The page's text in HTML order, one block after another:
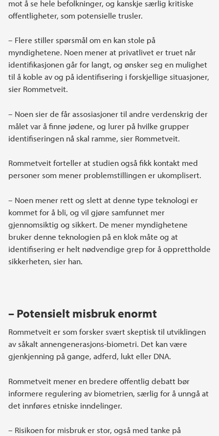
mot å se hele befolkninger, og kanskje særlig kritiske
offentligheter, som potensielle trusler.
– Flere stiller spørsmål om en kan stole på
myndighetene. Noen mener at privatlivet er truet når
identifikasjonen går for langt, og ønsker seg en mulighet
til å koble av og på identifisering i forskjellige situasjoner,
sier Rommetveit.
– Noen sier de får assosiasjoner til andre verdenskrig der
målet var å finne jødene, og lurer på hvilke grupper
identifiseringen nå skal ramme, sier Rommetveit.
Rommetveit forteller at studien også fikk kontakt med
personer som mener problemstillingen er ukomplisert.
– Noen mener rett og slett at denne type teknologi er
kommet for å bli, og vil gjøre samfunnet mer
gjennomsiktig og sikkert. De mener myndighetene
bruker denne teknologien på en klok måte og at
identifisering er helt nødvendige grep for å opprettholde
sikkerheten, sier han.
– Potensielt misbruk enormt
Rommetveit er som forsker svært skeptisk til utviklingen
av såkalt annengenerasjons-biometri. Det kan være
gjenkjenning på gange, adferd, lukt eller DNA.
Rommetveit mener en bredere offentlig debatt bør
informere regulering av biometrien, særlig for å unngå at
det innføres etniske inndelinger.
– Risikoen for misbruk er stor, også med tanke på